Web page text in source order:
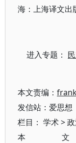
海：上海译文出
进入专题：
本文责编：
发信站：爱思
栏目： 学术>
本